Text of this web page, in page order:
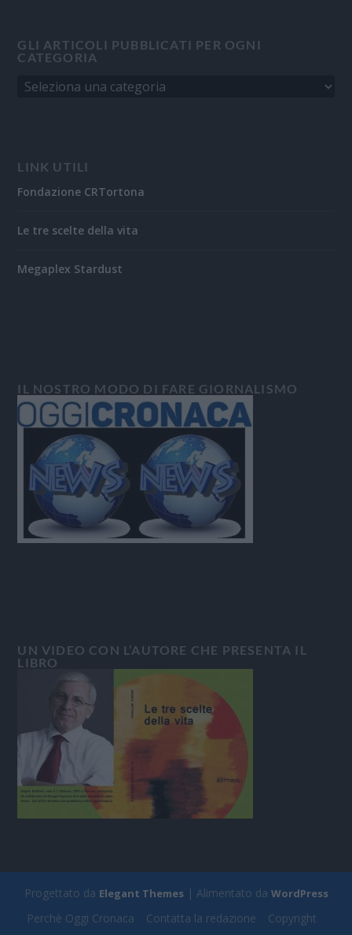
GLI ARTICOLI PUBBLICATI PER OGNI
CATEGORIA
LINK UTILI
Fondazione CRTortona
Le tre scelte della vita
Megaplex Stardust
IL NOSTRO MODO DI FARE GIORNALISMO
UN VIDEO CON L’AUTORE CHE PRESENTA IL
LIBRO
Progettato da Elegant Themes| Alimentato da WordPress
Perchè Oggi Cronaca Contatta la redazione
Copyright